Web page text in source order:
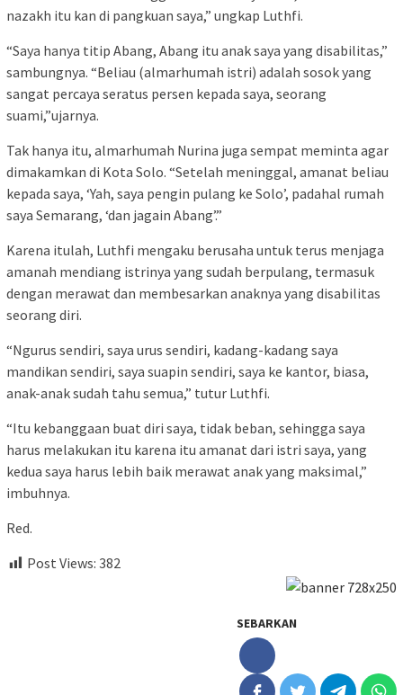
nazakh itu kan di pangkuan saya,” ungkap Luthfi.
“Saya hanya titip Abang, Abang itu anak saya yang disabilitas,”
sambungnya. “Beliau (almarhumah istri) adalah sosok yang
sangat percaya seratus persen kepada saya, seorang
suami,”ujarnya.
Tak hanya itu, almarhumah Nurina juga sempat meminta agar
dimakamkan di Kota Solo. “Setelah meninggal, amanat beliau
kepada saya, ‘Yah, saya pengin pulang ke Solo’, padahal rumah
saya Semarang, ‘dan jagain Abang’.”
Karena itulah, Luthfi mengaku berusaha untuk terus menjaga
amanah mendiang istrinya yang sudah berpulang, termasuk
dengan merawat dan membesarkan anaknya yang disabilitas
seorang diri.
“Ngurus sendiri, saya urus sendiri, kadang-kadang saya
mandikan sendiri, saya suapin sendiri, saya ke kantor, biasa,
anak-anak sudah tahu semua,” tutur Luthfi.
“Itu kebanggaan buat diri saya, tidak beban, sehingga saya
harus melakukan itu karena itu amanat dari istri saya, yang
kedua saya harus lebih baik merawat anak yang maksimal,”
imbuhnya.
Red.
Post Views: 382
SEBARKAN